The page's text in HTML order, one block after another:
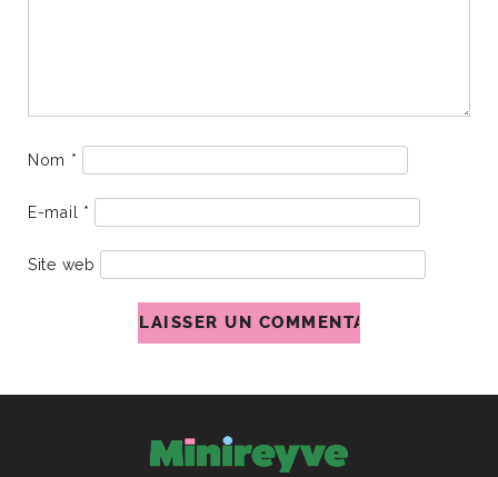
Nom *
E-mail *
Site web